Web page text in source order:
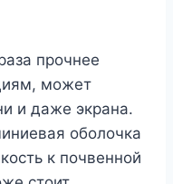
прочнее
может
и даже экрана.
оболочка
к почвенной